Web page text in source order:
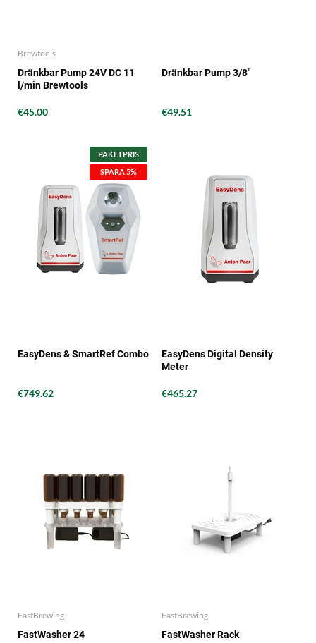
Brewtools
Dränkbar Pump 24V DC 11
l/min Brewtools
€45.00
Dränkbar Pump 3/8"
€49.51
PAKETPRIS
SPARA 5%
EasyDens & SmartRef Combo
€749.62
EasyDens Digital Density
Meter
€465.27
FastBrewing
FastWasher 24
FastBrewing
FastWasher Rack